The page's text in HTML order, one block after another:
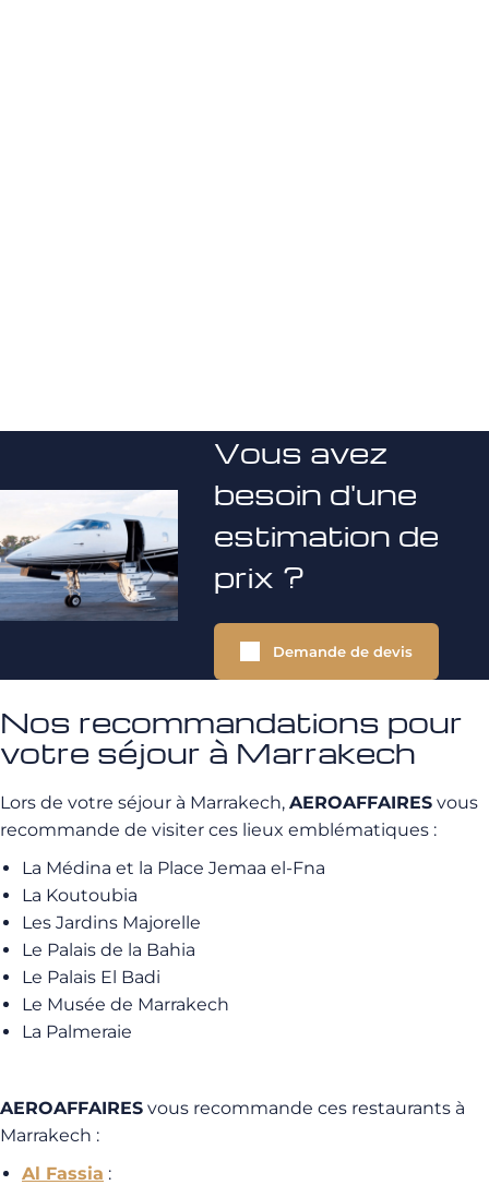
Vous avez
besoin d'une
estimation de
prix ?
Demande de devis
Nos recommandations pour
votre séjour à Marrakech
Lors de votre séjour à Marrakech, AEROAFFAIRES vous
recommande de visiter ces lieux emblématiques :
La Médina et la Place Jemaa el-Fna
La Koutoubia
Les Jardins Majorelle
Le Palais de la Bahia
Le Palais El Badi
Le Musée de Marrakech
La Palmeraie
AEROAFFAIRES vous recommande ces restaurants à
Marrakech :
Al Fassia :